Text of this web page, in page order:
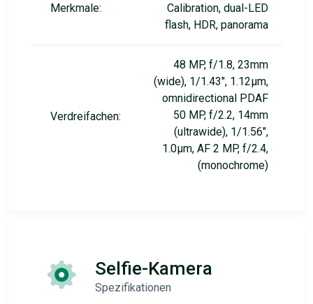
Merkmale:
Calibration, dual-LED
flash, HDR, panorama
Verdreifachen:
48 MP, f/1.8, 23mm
(wide), 1/1.43", 1.12µm,
omnidirectional PDAF
50 MP, f/2.2, 14mm
(ultrawide), 1/1.56",
1.0µm, AF 2 MP, f/2.4,
(monochrome)
Selfie-Kamera
Spezifikationen